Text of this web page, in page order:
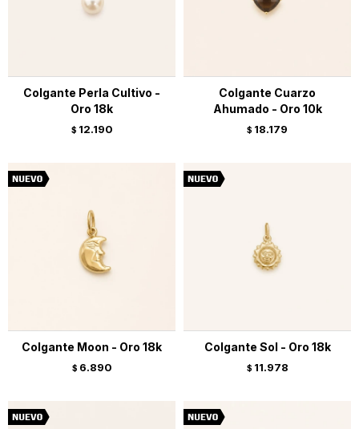
Colgante Perla Cultivo -
Oro 18k
$ 12.190
Colgante Cuarzo
Ahumado - Oro 10k
$ 18.179
Colgante Moon - Oro 18k
$ 6.890
Colgante Sol - Oro 18k
$ 11.978